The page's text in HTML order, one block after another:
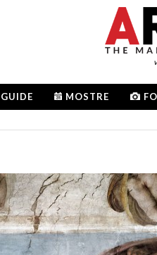
GUIDE MOSTRE